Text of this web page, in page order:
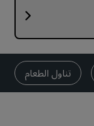
تناول الطعام